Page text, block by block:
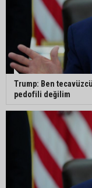
Trump: Ben
pedofili değilim